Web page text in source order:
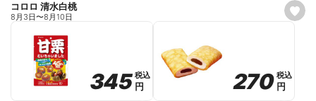
s
e
コロロ 清水白桃
8月3日〜8月10日
345
345税込
税込
円
円
270
270 税込
税込
円
円